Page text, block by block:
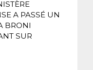
A PASSÉ UN
BRONI
SUR